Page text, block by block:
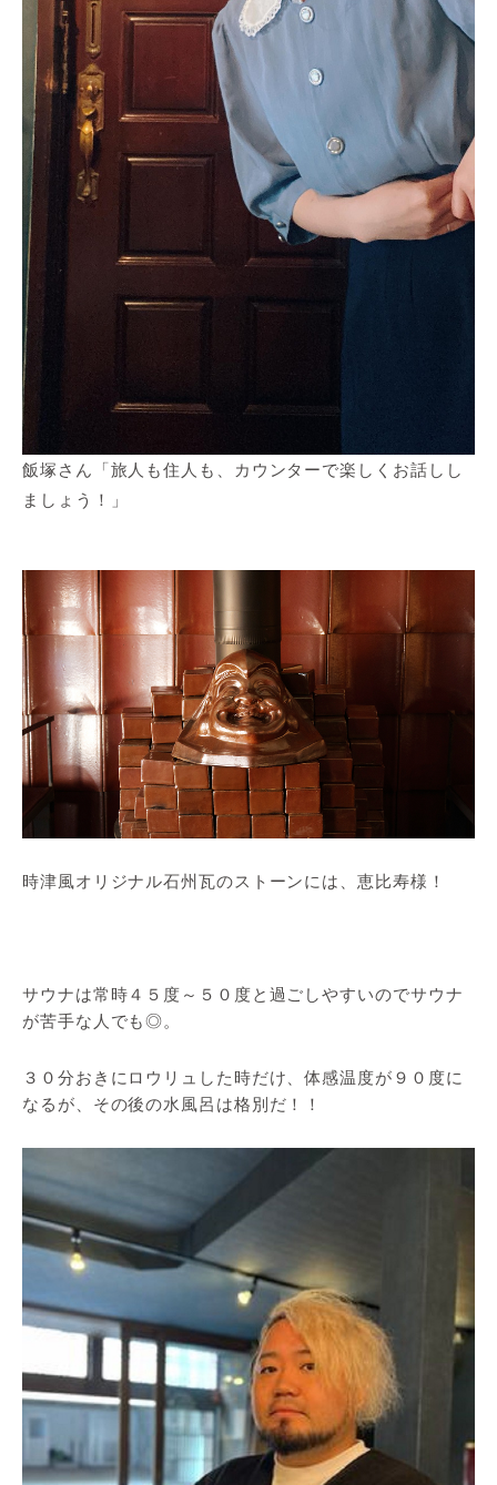
飯塚さん「旅人も住人も、カウンターで楽しくお話しし
ましょう！」
時津風オリジナル石州瓦のストーンには、恵比寿様！
サウナは常時４５度～５０度と過ごしやすいのでサウナ
が苦手な人でも◎。
３０分おきにロウリュした時だけ、体感温度が９０度に
なるが、その後の水風呂は格別だ！！